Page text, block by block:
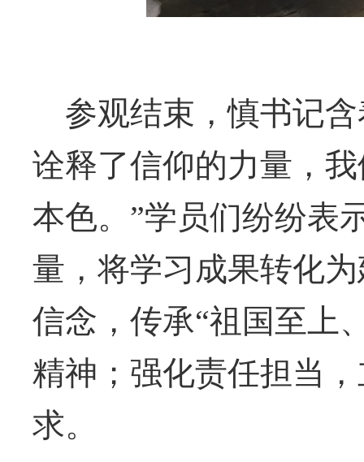
参观结束，慎书记含
诠释了信仰的力量，
本色。 ”学员们纷纷表
量，将学习成果转化
信念 ，传承“祖国至上
精神； 强化责任担当
求。